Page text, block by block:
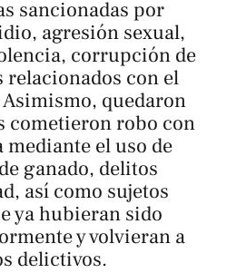
sancionadas por
agresión sexual,
corrupción de
relacionados con el
quedaron
cometieron robo con
el uso de
ganado, delitos
así como sujetos
ya hubieran sido
y volvieran a
delictivos.